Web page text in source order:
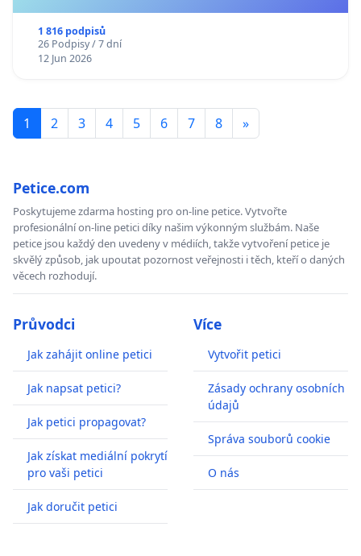
1 816 podpisů
26 Podpisy / 7 dní
12 Jun 2026
1 2 3 4 5 6 7 8 »
Petice.com
Poskytujeme zdarma hosting pro on-line petice. Vytvořte
profesionální on-line petici díky našim výkonným službám. Naše
petice jsou každý den uvedeny v médiích, takže vytvoření petice je
skvělý způsob, jak upoutat pozornost veřejnosti i těch, kteří o daných
věcech rozhodují.
Průvodci
Jak zahájit online petici
Jak napsat petici?
Jak petici propagovat?
Jak získat mediální pokrytí
pro vaši petici
Jak doručit petici
Více
Vytvořit petici
Zásady ochrany osobních
údajů
Správa souborů cookie
O nás